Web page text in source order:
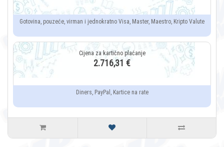
Gotovina, pouzeće, virman i jednokratno Visa, Master, Maestro, Kripto Valute
2.716,31 €
Diners, PayPal, Kartice na rate